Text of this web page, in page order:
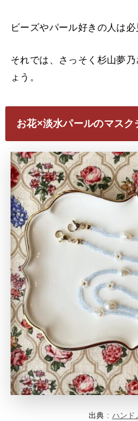
ビーズやパール好きの人は必
それでは、さっそく杉山夢
ょう。
お花×淡水パールのマスク
出典 : ハンド